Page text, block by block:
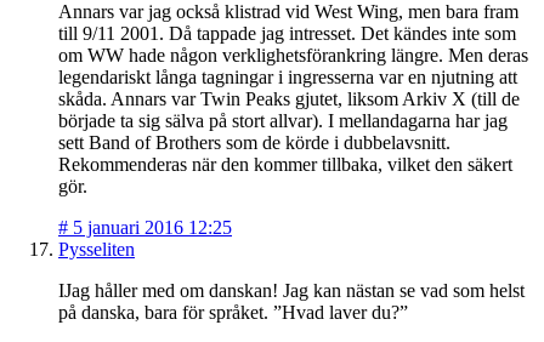
Annars var jag också klistrad vid West Wing, men bara fram
till 9/11 2001. Då tappade jag intresset. Det kändes inte som
om WW hade någon verklighetsförankring längre. Men deras
legendariskt långa tagningar i ingresserna var en njutning att
skåda. Annars var Twin Peaks gjutet, liksom Arkiv X (till de
började ta sig sälva på stort allvar). I mellandagarna har jag
sett Band of Brothers som de körde i dubbelavsnitt.
Rekommenderas när den kommer tillbaka, vilket den säkert
gör.
# 5 januari 2016 12:25
Pysseliten
IJag håller med om danskan! Jag kan nästan se vad som helst
på danska, bara för språket. ”Hvad laver du?”